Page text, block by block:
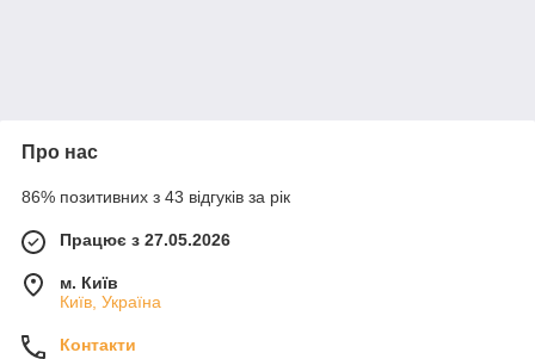
Про нас
86% позитивних з 43 відгуків за рік
Працює з 27.05.2026
м. Київ
Київ, Україна
Контакти